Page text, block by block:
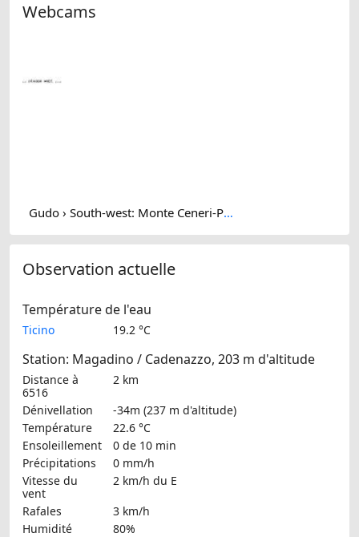
Webcams
Gudo › South-west: Monte Ceneri-Pass - Monte Tamaro
Observation actuelle
Température de l'eau
Ticino 19.2 °C
Station: Magadino / Cadenazzo, 203 m d'altitude
Distance à
6516
2 km
Dénivellation
-34m (237 m d'altitude)
Température
22.6 °C
Ensoleillement
0 de 10 min
Précipitations
0 mm/h
Vitesse du
vent
2 km/h du E
Rafales
3 km/h
Humidité
80%